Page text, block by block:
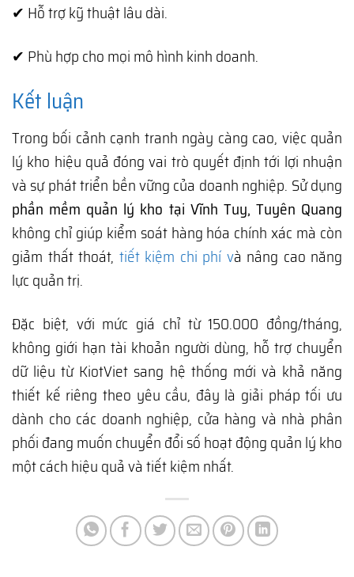
✔ Hỗ trợ kỹ thuật lâu dài.
✔ Phù hợp cho mọi mô hình kinh doanh.
Kết luận
Trong bối cảnh cạnh tranh ngày càng cao, việc quản
lý kho hiệu quả đóng vai trò quyết định tới lợi nhuận
và sự phát triển bền vững của doanh nghiệp. Sử dụng
phần mềm quản lý kho tại Vĩnh Tuy, Tuyên Quang
không chỉ giúp kiểm soát hàng hóa chính xác mà còn
giảm thất thoát, tiết kiệm chi phí và nâng cao năng
lực quản trị.
Đặc biệt, với mức giá chỉ từ 150.000 đồng/tháng,
không giới hạn tài khoản người dùng, hỗ trợ chuyển
dữ liệu từ KiotViet sang hệ thống mới và khả năng
thiết kế riêng theo yêu cầu, đây là giải pháp tối ưu
dành cho các doanh nghiệp, cửa hàng và nhà phân
phối đang muốn chuyển đổi số hoạt động quản lý kho
một cách hiệu quả và tiết kiệm nhất.